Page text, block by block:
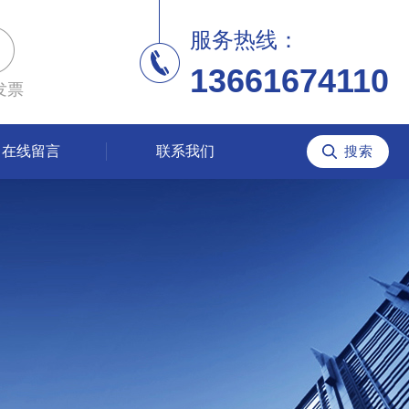
票
服务热线：
13661674110
在线留言 联系我们